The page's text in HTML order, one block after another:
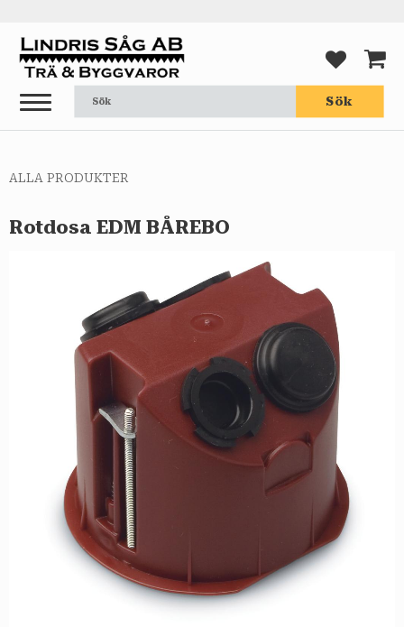
Meny
Sök
ALLA PRODUKTER
Rotdosa EDM BÅREBO